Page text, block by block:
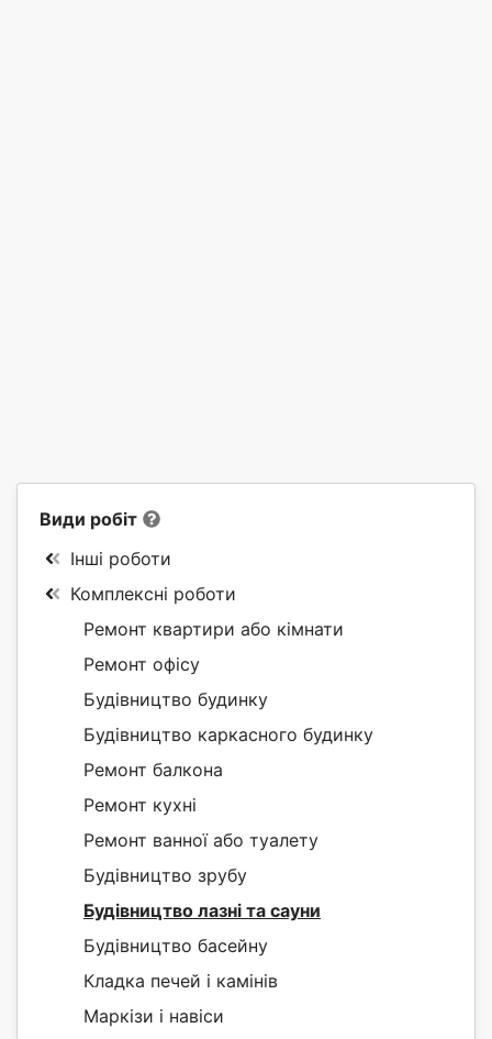
Види робіт
Інші роботи
Комплексні роботи
Ремонт квартири або кімнати
Ремонт офісу
Будівництво будинку
Будівництво каркасного будинку
Ремонт балкона
Ремонт кухні
Ремонт ванної або туалету
Будівництво зрубу
Будівництво лазні та сауни
Будівництво басейну
Кладка печей і камінів
Маркізи і навіси